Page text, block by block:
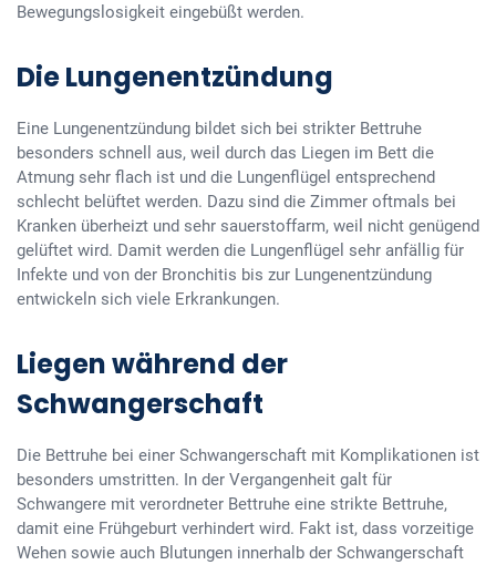
Bewegungslosigkeit eingebüßt werden.
Die Lungenentzündung
Eine Lungenentzündung bildet sich bei strikter Bettruhe
besonders schnell aus, weil durch das Liegen im Bett die
Atmung sehr flach ist und die Lungenflügel entsprechend
schlecht belüftet werden. Dazu sind die Zimmer oftmals bei
Kranken überheizt und sehr sauerstoffarm, weil nicht genügend
gelüftet wird. Damit werden die Lungenflügel sehr anfällig für
Infekte und von der Bronchitis bis zur Lungenentzündung
entwickeln sich viele Erkrankungen.
Liegen während der
Schwangerschaft
Die Bettruhe bei einer Schwangerschaft mit Komplikationen ist
besonders umstritten. In der Vergangenheit galt für
Schwangere mit verordneter Bettruhe eine strikte Bettruhe,
damit eine Frühgeburt verhindert wird. Fakt ist, dass vorzeitige
Wehen sowie auch Blutungen innerhalb der Schwangerschaft